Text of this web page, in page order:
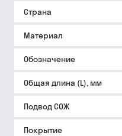
Страна
Материал
Обозначение
Общая длина (L), мм
Подвод СОЖ
Покрытие